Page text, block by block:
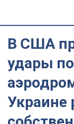
В США
удары
Украине